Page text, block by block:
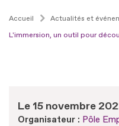
Accueil Actualités et
L'immersion, un outil pour
Le 15 novembre
Organisateur : Pôle